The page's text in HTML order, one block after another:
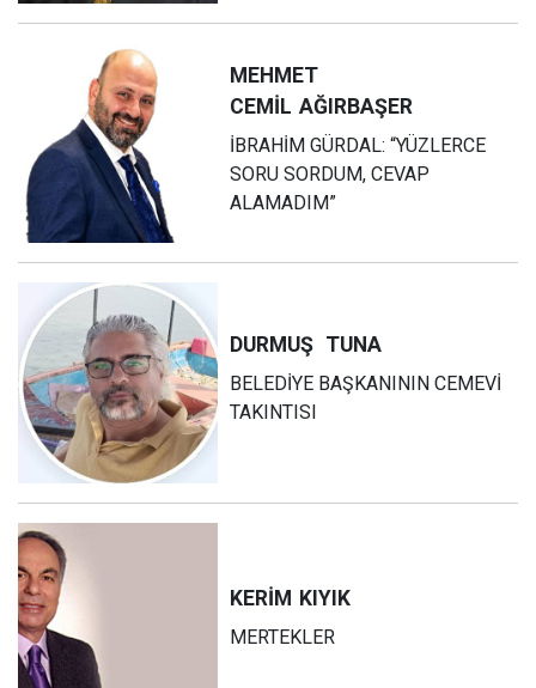
MEHMET
CEMİL AĞIRBAŞER
İBRAHİM GÜRDAL: “YÜZLERCE
SORU SORDUM, CEVAP
ALAMADIM”
DURMUŞ TUNA
BELEDİYE BAŞKANININ CEMEVİ
TAKINTISI
KERİM KIYIK
MERTEKLER